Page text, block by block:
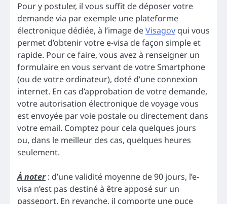
Pour y postuler, il vous suffit de déposer votre
demande via par exemple une plateforme
électronique dédiée, à l’image deVisagov qui vous
permet d’obtenir votre e-visa de façon simple et
rapide. Pour ce faire, vous avez à renseigner un
formulaire en vous servant de votre Smartphone
(ou de votre ordinateur), doté d’une connexion
internet. En cas d’approbation de votre demande,
votre autorisation électronique de voyage vous
est envoyée par voie postale ou directement dans
votre email. Comptez pour cela quelques jours
ou, dans le meilleur des cas, quelques heures
seulement.
À noter: d’une validité moyenne de 90 jours, l’e-
visa n’est pas destiné à être apposé sur un
passeport. En revanche, il comporte une puce